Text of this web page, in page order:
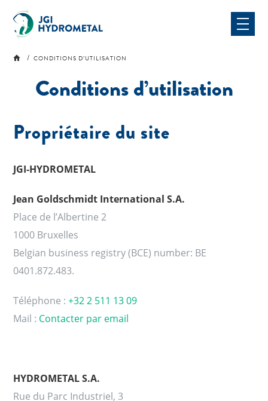
CONDITIONS D’UTILISATION
Conditions d’utilisation
Propriétaire du site
JGI-HYDROMETAL
Jean Goldschmidt International S.A.
Place de l’Albertine 2
1000 Bruxelles
Belgian business registry (BCE) number: BE
0401.872.483.
Téléphone :+32 2 511 13 09
Mail : Contacter par email
HYDROMETAL S.A.
Rue du Parc Industriel, 3